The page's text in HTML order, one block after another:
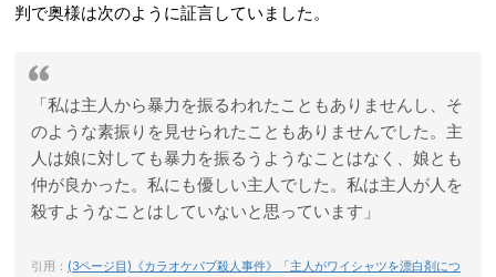
判で奥様は次のように証言していました。
「私は主人から暴力を振るわれたこともありませんし、そ
のような素振りを見せられたこともありませんでした。主
人は娘に対しても暴力を振るうようなことはなく、娘とも
仲が良かった。私にも優しい主人でした。私は主人が人を
殺すようなことはしていないと思っています」
引用： (3ページ目)《カラオケパブ殺人事件》「主人がワイシャツを漂白剤につ